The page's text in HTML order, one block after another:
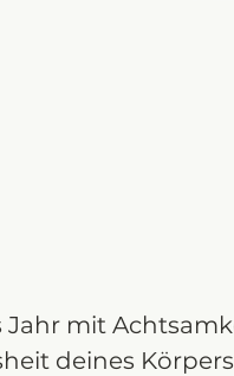
mit
deines